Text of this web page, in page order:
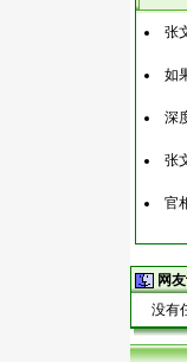
张
如
深
张
官
网
没有